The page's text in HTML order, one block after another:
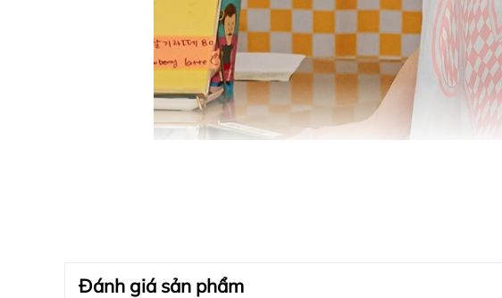
Đánh giá sản phẩm